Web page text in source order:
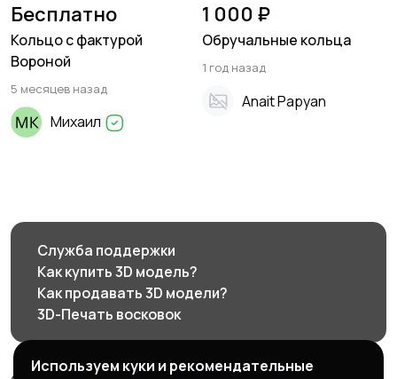
Бесплатно
Кольцо с фактурой
Вороной
5 месяцев назад
Михаил
1 000 ₽
Обручальные кольца
1 год назад
Anait Papyan
Служба поддержки
Как купить 3D модель?
Как продавать 3D модели?
3D-Печать восковок
Используем куки и рекомендательные